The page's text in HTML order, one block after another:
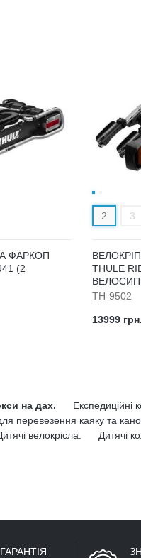
ФАРКОП
(2
2 3
THULE
TH-9502
13999 грн.
на дах. Експедиційні
перевезення каяку та
велокрісла. Дитячі